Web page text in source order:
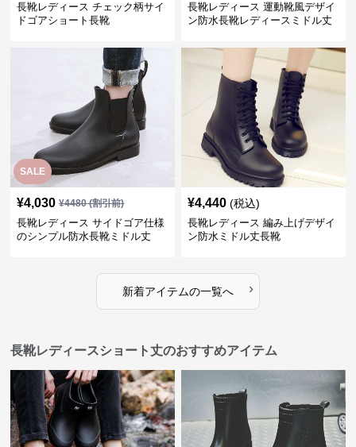
長靴レディース チェック柄サイ
ドゴアショート長靴
長靴レディース 運動靴風デザイ
ン防水長靴レディースミドル丈
SALE
¥4,030 ¥4480(割引前)
長靴レディース サイドゴア仕様
のシンプル防水長靴ミドル丈
¥4,440 (税込)
長靴レディース 編み上げデザイ
ン防水ミドル丈長靴
新着アイテムの一覧へ ›
長靴レディースショート丈のおすすめアイテム